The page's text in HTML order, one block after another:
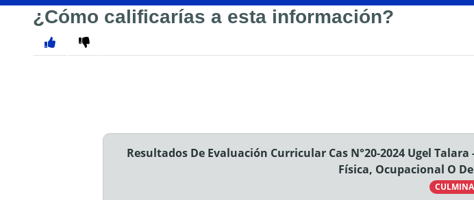
¿Cómo calificarías a esta información?
Resultados De Evaluación Curricular Cas N°20-2024 Ugel
Física, Ocupacional O